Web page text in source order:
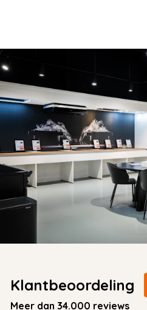
Klantbeoordeling
Meer dan 34.000 reviews